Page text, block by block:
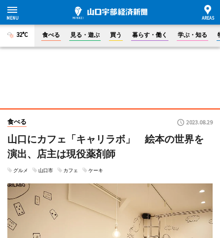
32°C 食べる 見る・遊ぶ 買う 暮らす・働く 学ぶ・知る
食べる 2023.08.29
山口にカフェ「キャリラボ」 絵本の世界を
演出、店主は現役薬剤師
グルメ 山口市 カフェ ケーキ